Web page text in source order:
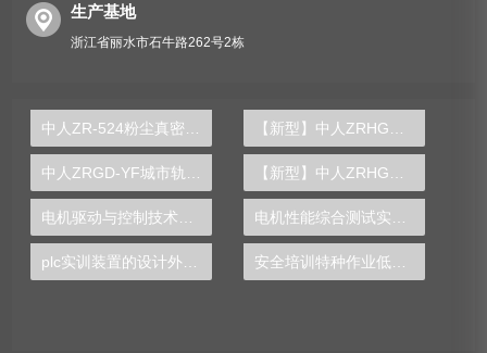
生产基地
浙江省丽水市石牛路262号2栋